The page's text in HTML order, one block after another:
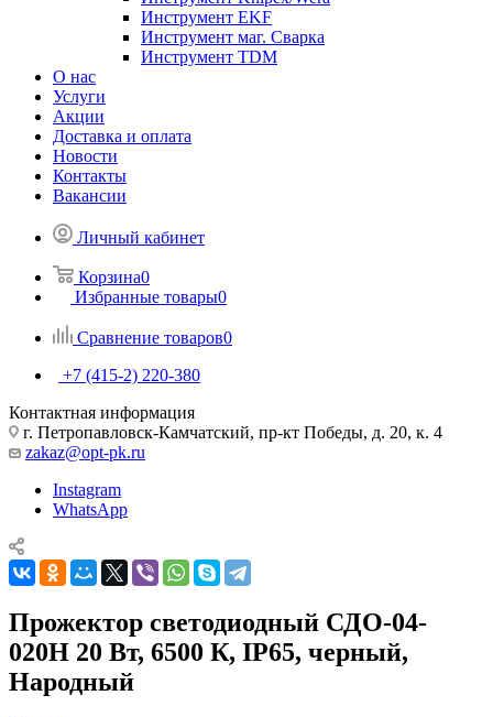
Инструмент EKF
Инструмент маг. Сварка
Инструмент TDM
О нас
Услуги
Акции
Доставка и оплата
Новости
Контакты
Вакансии
Личный кабинет
Корзина0
Избранные товары0
Сравнение товаров0
+7 (415-2) 220-380
Контактная информация
г. Петропавловск-Камчатский, пр-кт Победы, д. 20, к. 4
zakaz@opt-pk.ru
Instagram
WhatsApp
Прожектор светодиодный СДО-04-
020Н 20 Вт, 6500 К, IP65, черный,
Народный